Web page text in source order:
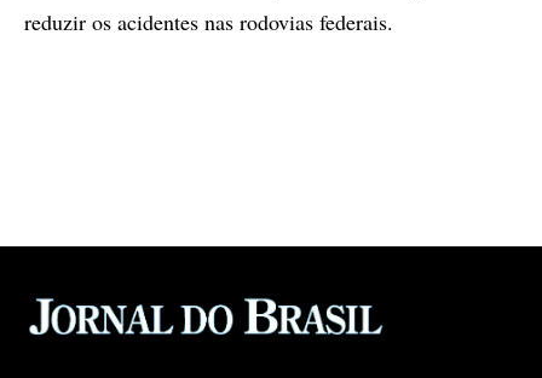
reduzir os acidentes nas rodovias federais.